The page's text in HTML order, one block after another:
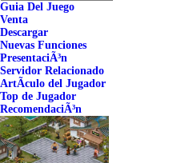
Guia Del Juego
Venta
Descargar
Nuevas Funciones
PresentaciÃ³n
Servidor Relacionado
ArtÃ­culo del Jugador
Top de Jugador
RecomendaciÃ³n